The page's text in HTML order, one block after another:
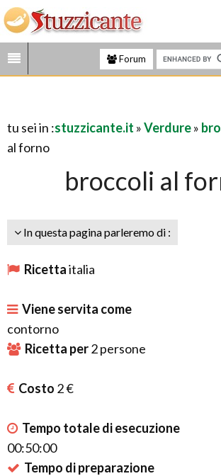
Forum
tu sei in :stuzzicante.it »Verdure»
al forno
broccoli al
In questa pagina parleremo di :
Ricettaitalia
Viene servita come
contorno
Ricetta per2persone
Costo 2 €
Tempo totale di esecuzione
00:50:00
Tempo di preparazione